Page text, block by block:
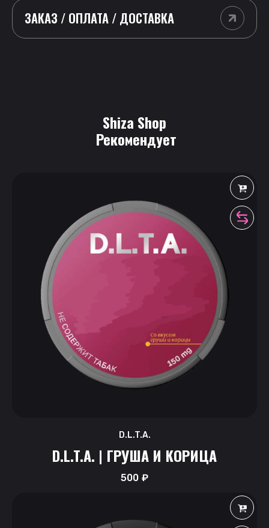
ЗАКАЗ / ОПЛАТА / ДОСТАВКА
Shiza Shop
Рекомендует
D.L.T.A.
D.L.T.A. | ГРУША И КОРИЦА
500₽